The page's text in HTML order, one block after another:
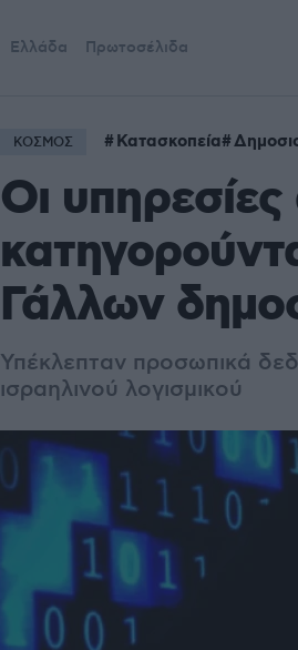
Ελλάδα Πρωτοσέλιδα
ΚΟΣΜΟΣ Κατασκοπεία
Οι
Γάλλων
Υπέκλεπταν προσωπικά
ισραηλινού λογισμικού